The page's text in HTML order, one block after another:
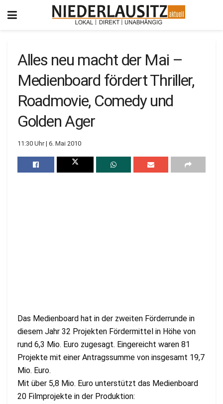
Alles neu macht der Mai –
Medienboard fördert Thriller,
Roadmovie, Comedy und
Golden Ager
11:30 Uhr | 6. Mai 2010
Das Medienboard hat in der zweiten Förderrunde in
diesem Jahr 32 Projekten Fördermittel in Höhe von
rund 6,3 Mio. Euro zugesagt. Eingereicht waren 81
Projekte mit einer Antragssumme von insgesamt 19,7
Mio. Euro.
Mit über 5,8 Mio. Euro unterstützt das Medienboard
20 Filmprojekte in der Produktion: